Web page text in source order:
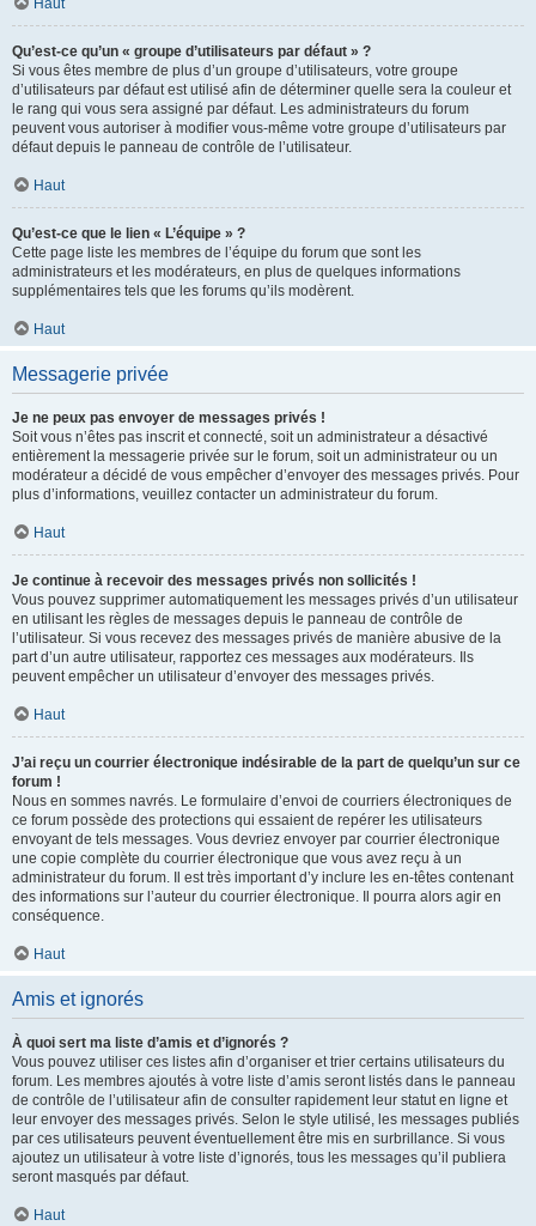
Haut
Qu’est-ce qu’un « groupe d’utilisateurs par défaut » ?
Si vous êtes membre de plus d’un groupe d’utilisateurs, votre groupe
d’utilisateurs par défaut est utilisé afin de déterminer quelle sera la couleur et
le rang qui vous sera assigné par défaut. Les administrateurs du forum
peuvent vous autoriser à modifier vous-même votre groupe d’utilisateurs par
défaut depuis le panneau de contrôle de l’utilisateur.
Haut
Qu’est-ce que le lien « L’équipe » ?
Cette page liste les membres de l’équipe du forum que sont les
administrateurs et les modérateurs, en plus de quelques informations
supplémentaires tels que les forums qu’ils modèrent.
Haut
Messagerie privée
Je ne peux pas envoyer de messages privés !
Soit vous n’êtes pas inscrit et connecté, soit un administrateur a désactivé
entièrement la messagerie privée sur le forum, soit un administrateur ou un
modérateur a décidé de vous empêcher d’envoyer des messages privés. Pour
plus d’informations, veuillez contacter un administrateur du forum.
Haut
Je continue à recevoir des messages privés non sollicités !
Vous pouvez supprimer automatiquement les messages privés d’un utilisateur
en utilisant les règles de messages depuis le panneau de contrôle de
l’utilisateur. Si vous recevez des messages privés de manière abusive de la
part d’un autre utilisateur, rapportez ces messages aux modérateurs. Ils
peuvent empêcher un utilisateur d’envoyer des messages privés.
Haut
J’ai reçu un courrier électronique indésirable de la part de quelqu’un sur ce
forum !
Nous en sommes navrés. Le formulaire d’envoi de courriers électroniques de
ce forum possède des protections qui essaient de repérer les utilisateurs
envoyant de tels messages. Vous devriez envoyer par courrier électronique
une copie complète du courrier électronique que vous avez reçu à un
administrateur du forum. Il est très important d’y inclure les en-têtes contenant
des informations sur l’auteur du courrier électronique. Il pourra alors agir en
conséquence.
Haut
Amis et ignorés
À quoi sert ma liste d’amis et d’ignorés ?
Vous pouvez utiliser ces listes afin d’organiser et trier certains utilisateurs du
forum. Les membres ajoutés à votre liste d’amis seront listés dans le panneau
de contrôle de l’utilisateur afin de consulter rapidement leur statut en ligne et
leur envoyer des messages privés. Selon le style utilisé, les messages publiés
par ces utilisateurs peuvent éventuellement être mis en surbrillance. Si vous
ajoutez un utilisateur à votre liste d’ignorés, tous les messages qu’il publiera
seront masqués par défaut.
Haut